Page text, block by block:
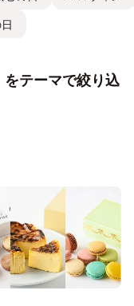
テーマで絞り込